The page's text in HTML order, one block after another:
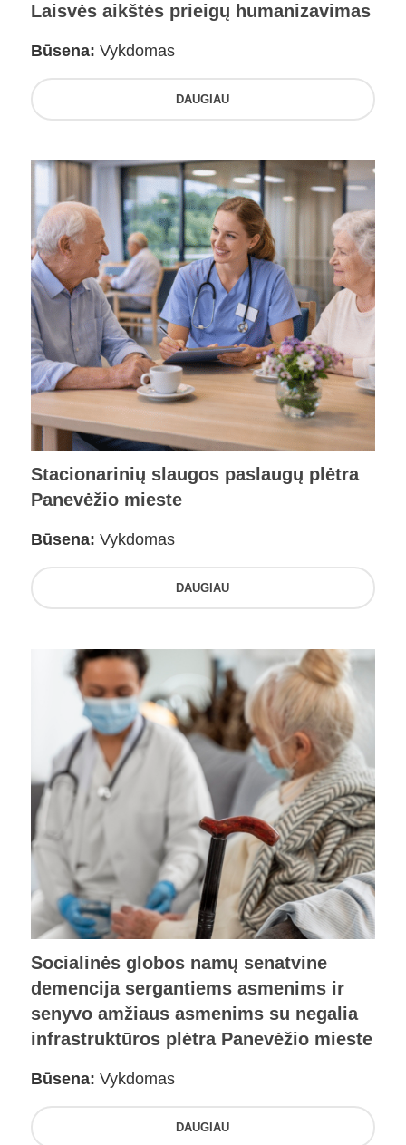
Laisvės aikštės prieigų humanizavimas
Būsena: Vykdomas
DAUGIAU
Stacionarinių slaugos paslaugų plėtra
Panevėžio mieste
Būsena: Vykdomas
DAUGIAU
Socialinės globos namų senatvine
demencija sergantiems asmenims ir
senyvo amžiaus asmenims su negalia
infrastruktūros plėtra Panevėžio mieste
Būsena: Vykdomas
DAUGIAU